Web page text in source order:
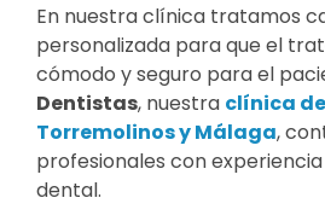
En nuestra clínica tratamos
personalizada para que el
cómodo y seguro para el
Dentistas, nuestra clínica
Torremolinos y Málaga,
profesionales con
dental.